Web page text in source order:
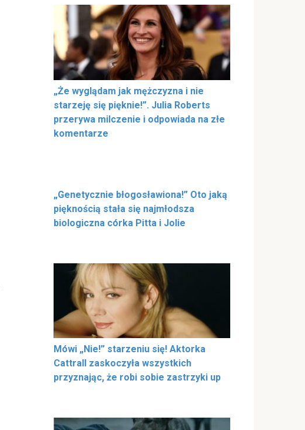
„Że wyglądam jak mężczyzna i nie
starzeję się pięknie!”. Julia Roberts
przerywa milczenie i odpowiada na złe
komentarze
„Genetycznie błogosławiona!” Oto jaką
pięknością stała się najmłodsza
biologiczna córka Pitta i Jolie
Mówi „Nie!” starzeniu się! Aktorka
Cattrall zaskoczyła wszystkich
przyznając, że robi sobie zastrzyki up